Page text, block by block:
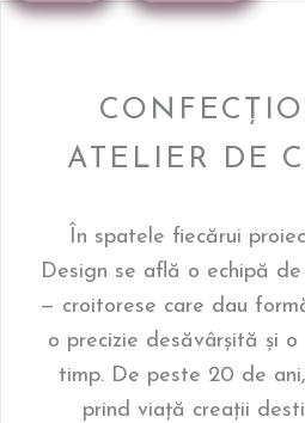
ATELIER DE
În spatele fiecărui
Design se află o echipă
— croitorese care dau
o precizie desăvârșită și
timp. De peste 20 de
prind viață creații